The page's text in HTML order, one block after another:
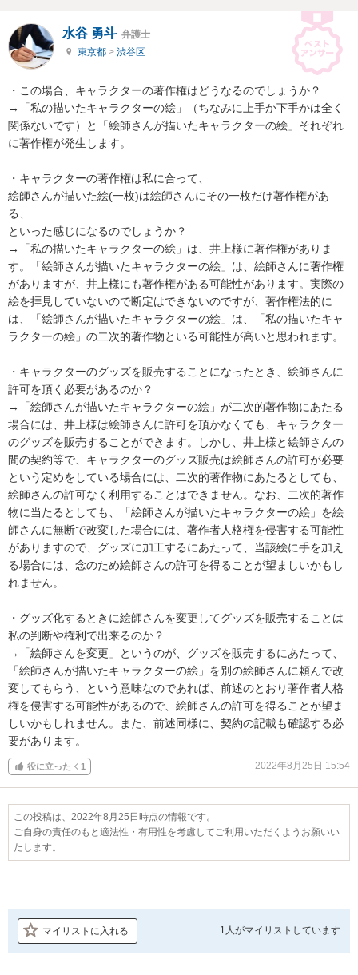
水谷 勇斗 弁護士
東京都 > 渋谷区
・この場合、キャラクターの著作権はどうなるのでしょうか？
→「私の描いたキャラクターの絵」（ちなみに上手か下手かは全く
関係ないです）と「絵師さんが描いたキャラクターの絵」それぞれ
に著作権が発生します。
・キャラクターの著作権は私に合って、
絵師さんが描いた絵(一枚)は絵師さんにその一枚だけ著作権があ
る、
といった感じになるのでしょうか？
→「私の描いたキャラクターの絵」は、井上様に著作権がありま
す。「絵師さんが描いたキャラクターの絵」は、絵師さんに著作権
がありますが、井上様にも著作権がある可能性があります。実際の
絵を拝見していないので断定はできないのですが、著作権法的に
は、「絵師さんが描いたキャラクターの絵」は、「私の描いたキャ
ラクターの絵」の二次的著作物といる可能性が高いと思われます。
・キャラクターのグッズを販売することになったとき、絵師さんに
許可を頂く必要があるのか？
→「絵師さんが描いたキャラクターの絵」が二次的著作物にあたる
場合には、井上様は絵師さんに許可を頂かなくても、キャラクター
のグッズを販売することができます。しかし、井上様と絵師さんの
間の契約等で、キャラクターのグッズ販売は絵師さんの許可が必要
という定めをしている場合には、二次的著作物にあたるとしても、
絵師さんの許可なく利用することはできません。なお、二次的著作
物に当たるとしても、「絵師さんが描いたキャラクターの絵」を絵
師さんに無断で改変した場合には、著作者人格権を侵害する可能性
がありますので、グッズに加工するにあたって、当該絵に手を加え
る場合には、念のため絵師さんの許可を得ることが望ましいかもし
れません。
・グッズ化するときに絵師さんを変更してグッズを販売することは
私の判断や権利で出来るのか？
→「絵師さんを変更」というのが、グッズを販売するにあたって、
「絵師さんが描いたキャラクターの絵」を別の絵師さんに頼んで改
変してもらう、という意味なのであれば、前述のとおり著作者人格
権を侵害する可能性があるので、絵師さんの許可を得ることが望ま
しいかもしれません。また、前述同様に、契約の記載も確認する必
要があります。
役に立った 1 2022年8月25日 15:54
この投稿は、2022年8月25日時点の情報です。
ご自身の責任のもと適法性・有用性を考慮してご利用いただくようお願いい
たします。
マイリストに入れる 1人がマイリストしています